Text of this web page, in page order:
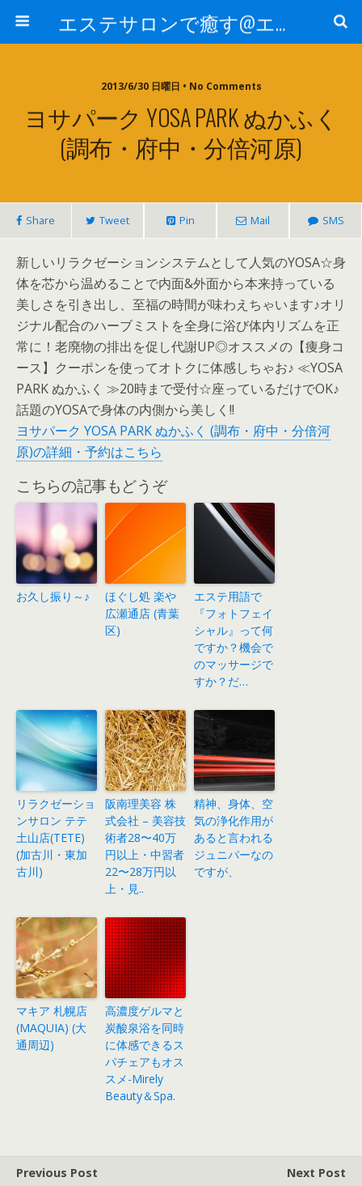
エステサロンで癒す@エステ～全国エステ情報
2013/6/30 日曜日 • No Comments
ヨサパーク YOSA PARK ぬかふく
(調布・府中・分倍河原)
Share Tweet Pin Mail SMS
新しいリラクゼーションシステムとして人気のYOSA☆身
体を芯から温めることで内面&外面から本来持っている
美しさを引き出し、至福の時間が味わえちゃいます♪オリ
ジナル配合のハーブミストを全身に浴び体内リズムを正
常に！老廃物の排出を促し代謝UP◎オススメの【痩身コ
ース】クーポンを使ってオトクに体感しちゃお♪ ≪YOSA
PARK ぬかふく ≫20時まで受付☆座っているだけでOK♪
話題のYOSAで身体の内側から美しく!!
ヨサパーク YOSA PARK ぬかふく (調布・府中・分倍河
原)の詳細・予約はこちら
こちらの記事もどうぞ
お久し振り～♪
ほぐし処 楽や
広瀬通店 (青葉
区)
エステ用語で
『フォトフェイ
シャル』って何
ですか？機会で
のマッサージで
すか？だ…
リラクゼーショ
ンサロン テテ
土山店(TETE)
(加古川・東加
古川)
阪南理美容 株
式会社 – 美容技
術者28〜40万
円以上・中習者
22〜28万円以
上・見..
精神、身体、空
気の浄化作用が
あると言われる
ジュニパーなの
ですが、
マキア 札幌店
(MAQUIA) (大
通周辺)
高濃度ゲルマと
炭酸泉浴を同時
に体感できるス
パチェアもオス
スメ-Mirely
Beauty＆Spa.
Previous Post
Next Post